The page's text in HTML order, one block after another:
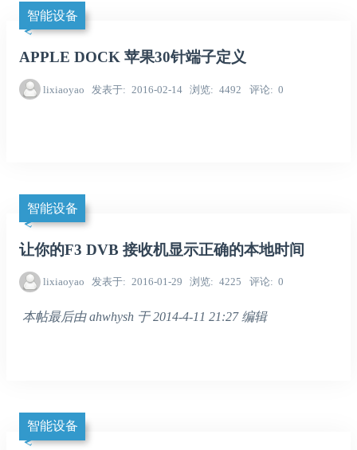
智能设备
APPLE DOCK 苹果30针端子定义
lixiaoyao 发表于 2016-02-14 浏览 4492 评论 0
智能设备
让你的F3 DVB 接收机显示正确的本地时间
lixiaoyao 发表于 2016-01-29 浏览 4225 评论 0
本帖最后由 ahwhysh 于 2014-4-11 21:27 编辑
智能设备